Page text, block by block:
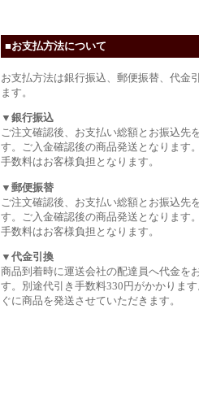
■お支払方法について
お支払方法は銀行振込、郵便振替、代金
ます。
▼銀行振込
ご注文確認後、お支払い総額とお振込先
す。ご入金確認後の商品発送となります
手数料はお客様負担となります。
▼郵便振替
ご注文確認後、お支払い総額とお振込先
す。ご入金確認後の商品発送となります
手数料はお客様負担となります。
▼代金引換
商品到着時に運送会社の配達員へ代金を
す。別途代引き手数料330円がかかりま
ぐに商品を発送させていただきます。